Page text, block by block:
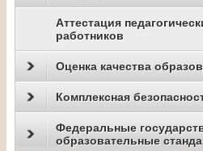
Аттестация
работников
Оценка качества
Комплексная
Федеральные
образовательные